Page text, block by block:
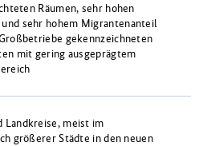
Räumen, sehr hohen
sehr hohem Migrantenanteil
gekennzeichneten
mit gering ausgeprägtem
Landkreise, meist im
größerer Städte in den neuen